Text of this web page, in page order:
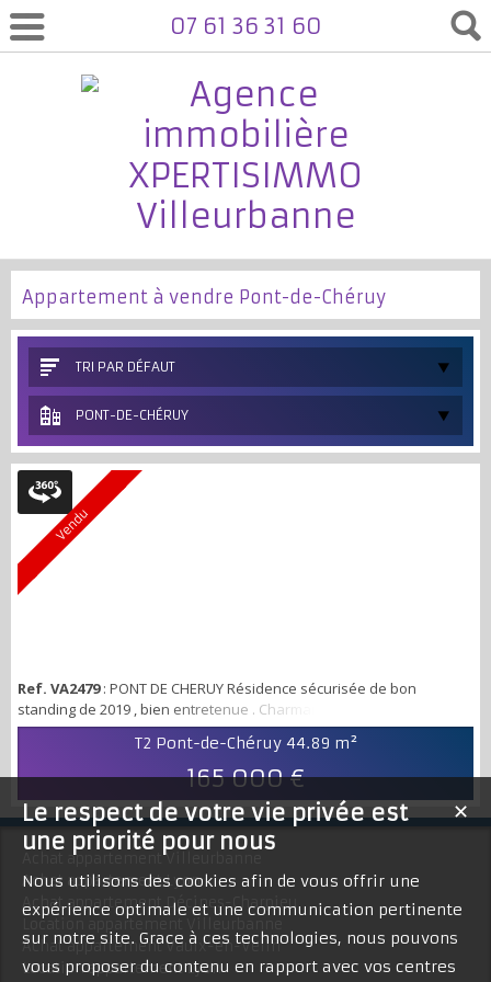
07 61 36 31 60
Appartement à vendre Pont-de-Chéruy
TRI PAR DÉFAUT
PONT-DE-CHÉRUY
Vendu
Ref. VA2479: PONT DE CHERUY Résidence sécurisée de bon
standing de 2019 , bien entretenue . Charmant T2 au calme en
retrait de la rue, composé d'une entrée avec placard intégré, une
belle pièce de vie lumineuse ouverte sur une cuisine aménagée
équipée donnant sur un balcon à vivre . Coté nuit, une chambre,
une spacieuse salle d'eau avec branchement machine à laver et
W.C . Un garage en sous-sol comp...
T2 Pont-de-Chéruy 44.89 m²
165 000 €
Achat appartement Villeurbanne
Achat appartement Lyon
Achat appartement Décines-Charpieu
Location appartement Villeurbanne
Achat appartement Vaulx-en-Velin
Location appartement Lyon
✕
Le respect de votre vie privée est
une priorité pour nous
Nous utilisons des cookies afin de vous offrir une
expérience optimale et une communication pertinente
sur notre site. Grace à ces technologies, nous pouvons
vous proposer du contenu en rapport avec vos centres